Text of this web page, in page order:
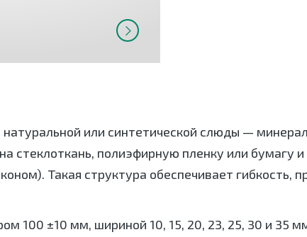
натуральной или синтетической слюды —
стеклоткань, полиэфирную пленку или бумагу
Такая структура обеспечивает гибкость,
100 ±10 мм, шириной 10, 15, 20, 23, 25, 30 и 35